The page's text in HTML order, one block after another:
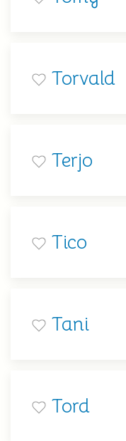
Torvald
Terjo
Tico
Tani
Tord